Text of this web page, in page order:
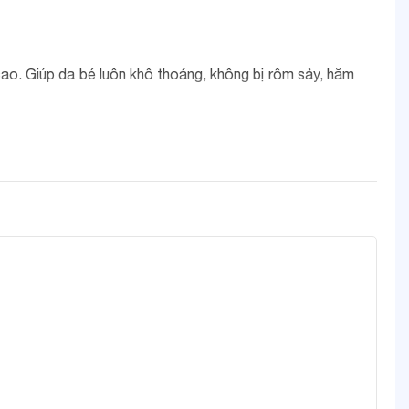
Giúp da bé luôn khô thoáng, không bị rôm sảy, hăm